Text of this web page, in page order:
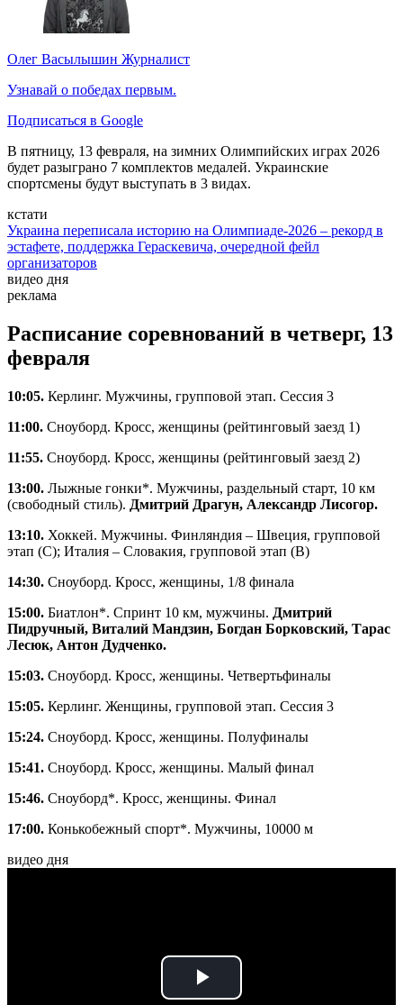
Олег Васылышин Журналист
Узнавай о победах первым.
Подписаться в Google
В пятницу, 13 февраля, на зимних Олимпийских играх 2026
будет разыграно 7 комплектов медалей. Украинские
спортсмены будут выступать в 3 видах.
кстати
Украина переписала историю на Олимпиаде-2026 – рекорд в
эстафете, поддержка Гераскевича, очередной фейл
организаторов
видео дня
реклама
Расписание соревнований в четверг, 13
февраля
10:05. Керлинг. Мужчины, групповой этап. Сессия 3
11:00. Сноуборд. Кросс, женщины (рейтинговый заезд 1)
11:55. Сноуборд. Кросс, женщины (рейтинговый заезд 2)
13:00. Лыжные гонки*. Мужчины, раздельный старт, 10 км
(свободный стиль). Дмитрий Драгун, Александр Лисогор.
13:10. Хоккей. Мужчины. Финляндия – Швеция, групповой
этап (C); Италия – Словакия, групповой этап (B)
14:30. Сноуборд. Кросс, женщины, 1/8 финала
15:00. Биатлон*. Спринт 10 км, мужчины. Дмитрий
Пидручный, Виталий Мандзин, Богдан Борковский, Тарас
Лесюк, Антон Дудченко.
15:03. Сноуборд. Кросс, женщины. Четвертьфиналы
15:05. Керлинг. Женщины, групповой этап. Сессия 3
15:24. Сноуборд. Кросс, женщины. Полуфиналы
15:41. Сноуборд. Кросс, женщины. Малый финал
15:46. Сноуборд*. Кросс, женщины. Финал
17:00. Конькобежный спорт*. Мужчины, 10000 м
видео дня
Play